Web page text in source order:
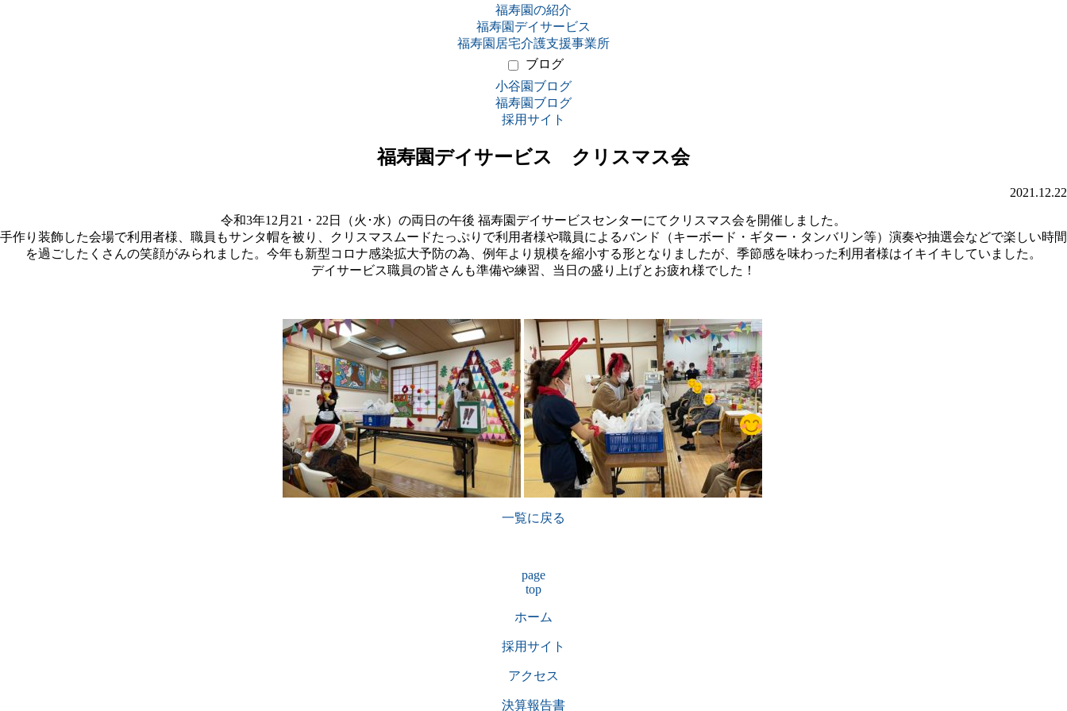
福寿園の紹介
福寿園デイサービス
福寿園居宅介護支援事業所
ブログ
小谷園ブログ
福寿園ブログ
採用サイト
福寿園デイサービス クリスマス会
2021.12.22
令和3年12月21・22日（火･水）の両日の午後 福寿園デイサービスセンターにてクリスマス会を開催しました。
手作り装飾した会場で利用者様、職員もサンタ帽を被り、クリスマスムードたっぷりで利用者様や職員によるバンド（キーボード・ギター・タンバリン等）演奏や抽選会などで楽しい時間
を過ごしたくさんの笑顔がみられました。今年も新型コロナ感染拡大予防の為、例年より規模を縮小する形となりましたが、季節感を味わった利用者様はイキイキしていました。
デイサービス職員の皆さんも準備や練習、当日の盛り上げとお疲れ様でした！
一覧に戻る
page
top
ホーム
採用サイト
アクセス
決算報告書